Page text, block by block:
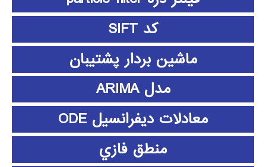
کد SIFT
ماشین بردار پشتیبان
مدل ARIMA
معادلات دیفرانسیل ODE
منطق فازي